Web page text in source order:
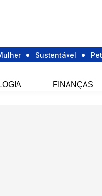
Sustentável Pet
FINANÇAS